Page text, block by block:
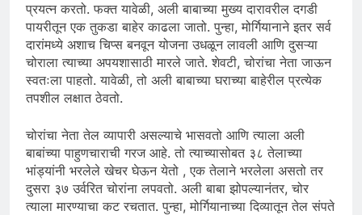
प्रयत्न करतो. फक्त यावेळी, अली बाबाच्या मुख्य दारावरील दगडी
पायरीतून एक तुकडा बाहेर काढला जातो. पुन्हा, मोर्गियानाने इतर सर्व
दारांमध्ये अशाच चिप्स बनवून योजना उधळून लावली आणि दुसऱ्या
चोराला त्याच्या अपयशासाठी मारले जाते. शेवटी, चोरांचा नेता जाऊन
स्वतःला पाहतो. यावेळी, तो अली बाबाच्या घराच्या बाहेरील प्रत्येक
तपशील लक्षात ठेवतो.
चोरांचा नेता तेल व्यापारी असल्याचे भासवतो आणि त्याला अली
बाबांच्या पाहुणचाराची गरज आहे. तो त्याच्यासोबत ३८ तेलाच्या
भांड्यांनी भरलेले खेचर घेऊन येतो , एक तेलाने भरलेला असतो तर
दुसरा ३७ उर्वरित चोरांना लपवतो. अली बाबा झोपल्यानंतर, चोर
त्याला मारण्याचा कट रचतात. पुन्हा, मोर्गियानाच्या दिव्यातून तेल संपते